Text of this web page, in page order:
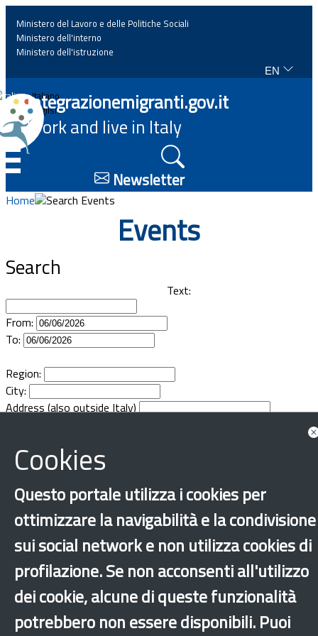
Home
News
Highlights
Regulations and law
Projects
Documents
Ministero del Lavoro e delle Politiche Sociali
Ministero dell'interno
Ministero dell'istruzione
EN
Italiano
English
Integrazionemigranti.gov.it
Work and live in Italy
Newsletter
Home Search Events
Events
Search
Text:
From:
To:
Region:
City:
Address (also outside Italy)
Cookies
Questo portale utilizza i cookies per
ottimizzare la navigabilità e la condivisione
sui social network e non utilizza cookies di
profilazione. Se non acconsenti all'utilizzo
dei cookie, alcune di queste funzionalità
potrebbero non essere disponibili. Puoi